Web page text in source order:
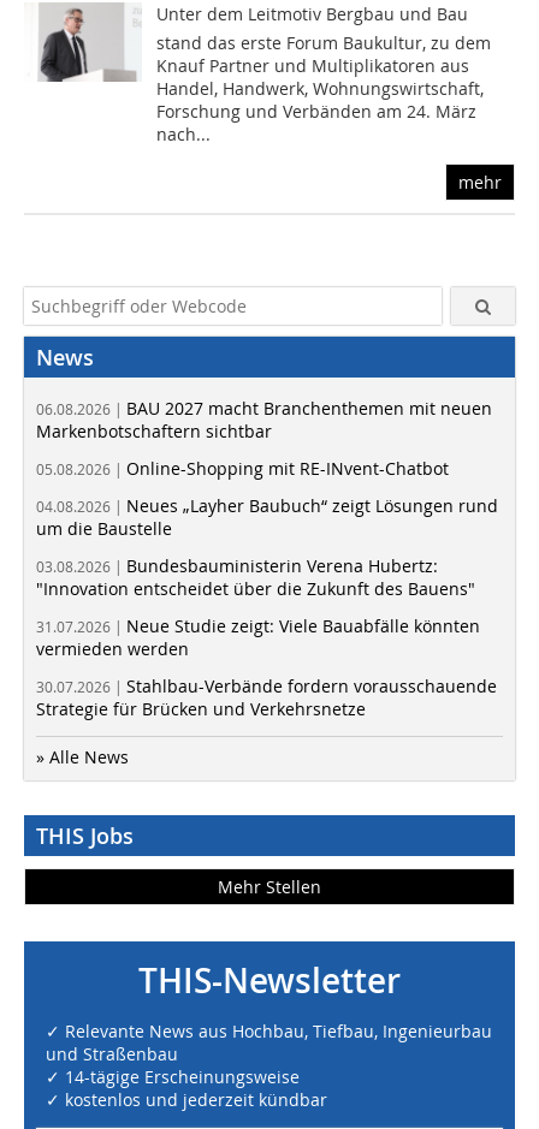
Unter dem Leitmotiv Bergbau und Bau
stand das erste Forum Baukultur, zu dem
Knauf Partner und Multiplikatoren aus
Handel, Handwerk, Wohnungswirtschaft,
Forschung und Verbänden am 24. März
nach...
mehr
News
06.08.2026 | BAU 2027 macht Branchenthemen mit neuen
Markenbotschaftern sichtbar
05.08.2026 | Online-Shopping mit RE-INvent-Chatbot
04.08.2026 | Neues „Layher Baubuch“ zeigt Lösungen rund
um die Baustelle
03.08.2026 | Bundesbauministerin Verena Hubertz:
"Innovation entscheidet über die Zukunft des Bauens"
31.07.2026 | Neue Studie zeigt: Viele Bauabfälle könnten
vermieden werden
30.07.2026 | Stahlbau-Verbände fordern vorausschauende
Strategie für Brücken und Verkehrsnetze
» Alle News
THIS Jobs
Mehr Stellen
THIS-Newsletter
✓ Relevante News aus Hochbau, Tiefbau, Ingenieurbau
und Straßenbau
✓ 14-tägige Erscheinungsweise
✓ kostenlos und jederzeit kündbar